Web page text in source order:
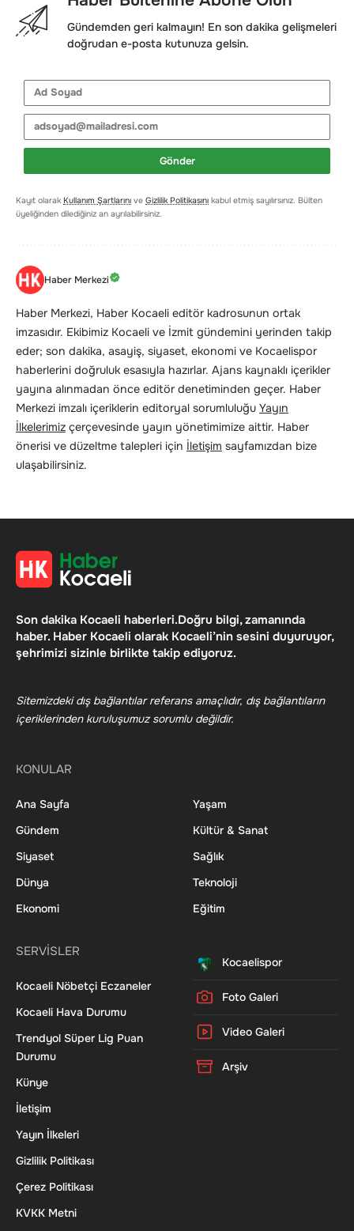
Gündemden geri kalmayın! En son dakika gelişmeleri
doğrudan e-posta kutunuza gelsin.
Gönder
Kayıt olarak Kullanım Şartlarını ve Gizlilik Politikasını kabul etmiş sayılırsınız. Bülten
üyeliğinden dilediğiniz an ayrılabilirsiniz.
Haber Merkezi
Haber Merkezi, Haber Kocaeli editör kadrosunun ortak
imzasıdır. Ekibimiz Kocaeli ve İzmit gündemini yerinden takip
eder; son dakika, asayiş, siyaset, ekonomi ve Kocaelispor
haberlerini doğruluk esasıyla hazırlar. Ajans kaynaklı içerikler
yayına alınmadan önce editör denetiminden geçer. Haber
Merkezi imzalı içeriklerin editoryal sorumluluğu Yayın
İlkelerimiz çerçevesinde yayın yönetimimize aittir. Haber
önerisi ve düzeltme talepleri için İletişim sayfamızdan bize
ulaşabilirsiniz.
Son dakika Kocaeli haberleri.Doğru bilgi, zamanında
haber. Haber Kocaeli olarak Kocaeli’nin sesini duyuruyor,
şehrimizi sizinle birlikte takip ediyoruz.
Sitemizdeki dış bağlantılar referans amaçlıdır, dış bağlantıların
içeriklerinden kuruluşumuz sorumlu değildir.
KONULAR
Ana Sayfa
Gündem
Siyaset
Dünya
Ekonomi
Yaşam
Kültür & Sanat
Sağlık
Teknoloji
Eğitim
SERVİSLER
Kocaeli Nöbetçi Eczaneler
Kocaeli Hava Durumu
Trendyol Süper Lig Puan
Durumu
Künye
İletişim
Yayın İlkeleri
Gizlilik Politikası
Çerez Politikası
KVKK Metni
Kocaelispor
Foto Galeri
Video Galeri
Arşiv